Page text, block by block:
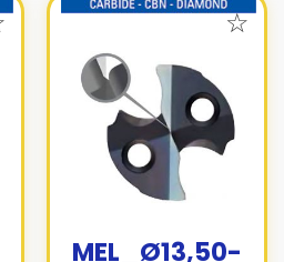
MEL_Ø13,50-